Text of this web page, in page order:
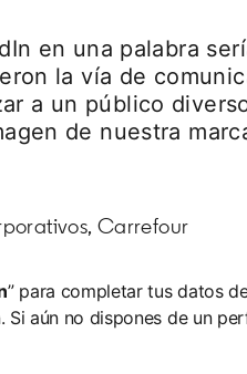
en una palabra
la vía de
a un público
de nuestra
Carrefour
” para completar tus datos
aún no dispones de un